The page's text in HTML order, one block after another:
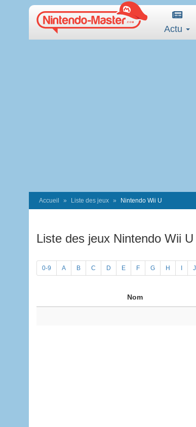
Actu
Accueil Liste des jeux Nintendo Wii U
Liste des jeux Nintendo Wii U
0-9 A B C D E F G H J
Nom